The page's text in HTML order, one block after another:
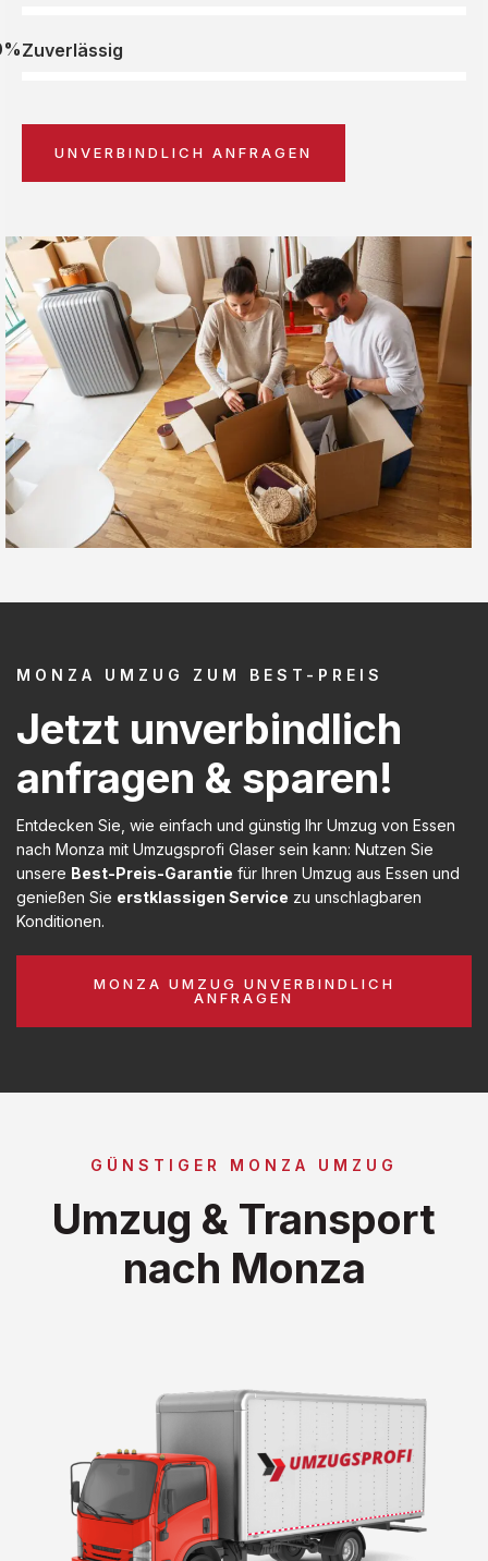
Zuverlässig
UNVERBINDLICH ANFRAGEN
MONZA UMZUG ZUM BEST-PREIS
Jetzt unverbindlich
anfragen & sparen!
Entdecken Sie, wie einfach und günstig Ihr Umzug von Essen
nach Monza mit Umzugsprofi Glaser sein kann: Nutzen Sie
unsere Best-Preis-Garantie für Ihren Umzug aus Essen und
genießen Sie erstklassigen Service zu unschlagbaren
Konditionen.
MONZA UMZUG UNVERBINDLICH
ANFRAGEN
GÜNSTIGER MONZA UMZUG
Umzug & Transport
nach Monza